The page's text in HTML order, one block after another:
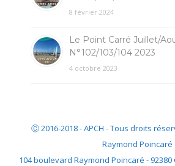
8 février 2024
Le Point Carré Juillet/
N°102/103/104 2023
4 octobre 2023
Ⓒ 2016-2018 - APCH - Tous droits
Raymond Poincaré
104 boulevard Raymond Poincaré - 92380